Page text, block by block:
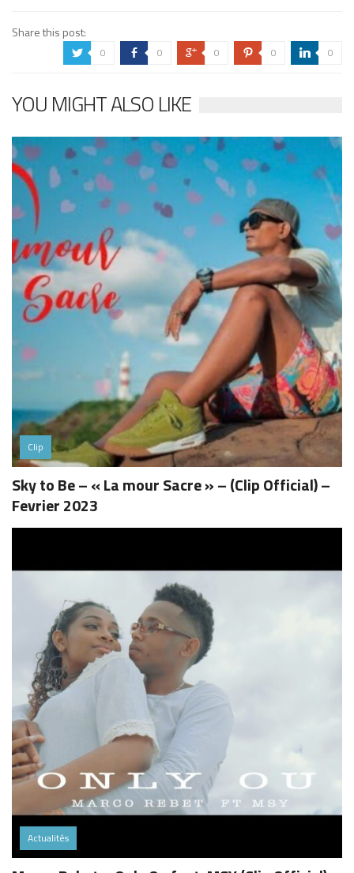
Share this post:
a 0 b 0 c 0 d 0 j 0
YOU MIGHT ALSO LIKE
Clip
Sky to Be – « La mour Sacre » – (Clip Official) –
Fevrier 2023
Actualités